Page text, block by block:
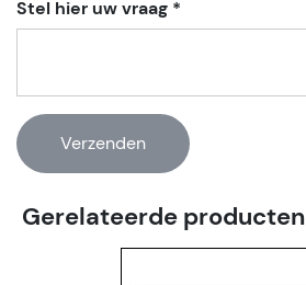
Stel hier uw vraag *
Gerelateerde producten